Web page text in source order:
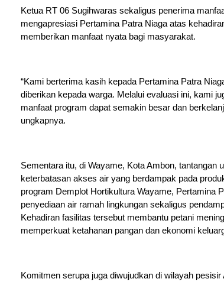
Ketua RT 06 Sugihwaras sekaligus penerima
mengapresiasi Pertamina Patra Niaga atas
memberikan manfaat nyata bagi masyarakat.
“Kami berterima kasih kepada Pertamina Patra
diberikan kepada warga. Melalui evaluasi ini, kami
manfaat program dapat semakin besar dan
ungkapnya.
Sementara itu, di Wayame, Kota Ambon, tantangan
keterbatasan akses air yang berdampak pada
program Demplot Hortikultura Wayame, Pertamina
penyediaan air ramah lingkungan sekaligus
Kehadiran fasilitas tersebut membantu petani
memperkuat ketahanan pangan dan ekonomi
Komitmen serupa juga diwujudkan di wilayah